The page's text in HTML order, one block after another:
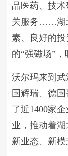
品医药、技
关服务……湖
素、良好的
的“强磁场”，
沃尔玛来到
国辉瑞、德
了近1400家
业，推动着湖
新业态、新模